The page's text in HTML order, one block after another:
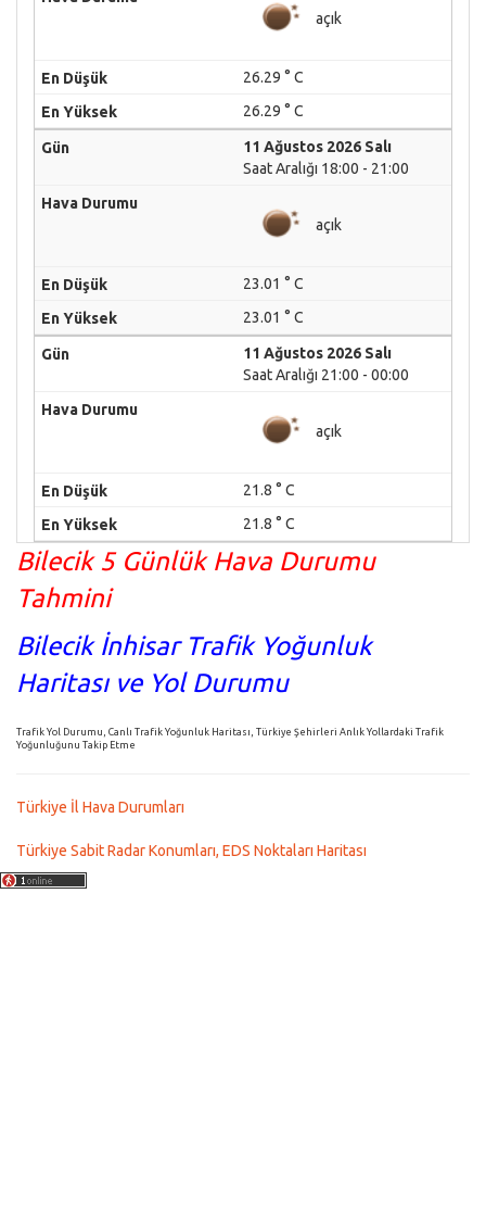
açık
26.29 ° C
26.29 ° C
11 Ağustos 2026 Salı
Saat Aralığı 18:00 - 21:00
açık
23.01 ° C
23.01 ° C
11 Ağustos 2026 Salı
Saat Aralığı 21:00 - 00:00
açık
21.8 ° C
21.8 ° C
Bilecik 5 Günlük Hava Durumu
Tahmini
Bilecik İnhisar Trafik Yoğunluk
Haritası ve Yol Durumu
Trafik Yol Durumu, Canlı Trafik Yoğunluk Haritası, Türkiye Şehirleri Anlık Yollardaki Trafik
Yoğunluğunu Takip Etme
Türkiye İl Hava Durumları
Türkiye Sabit Radar Konumları, EDS Noktaları Haritası